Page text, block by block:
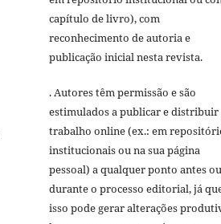
capítulo de livro), com
reconhecimento de autoria e
publicação inicial nesta revista.
. Autores têm permissão e são
estimulados a publicar e distribuir
trabalho online (ex.: em
institucionais ou na sua página
pessoal) a qualquer ponto antes ou
durante o processo editorial, já
isso pode gerar alterações